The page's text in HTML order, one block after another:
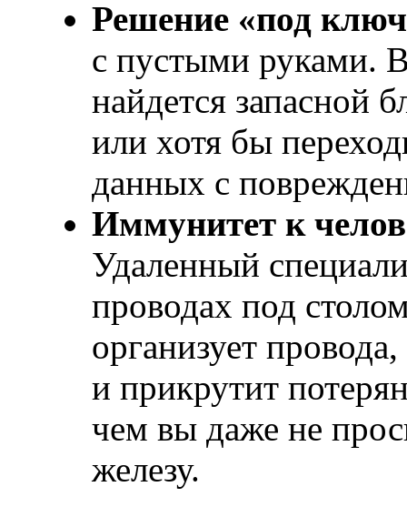
Решение «под
с пустыми руками. В
найдется запасной
или хотя бы
данных с
Иммунитет к
Удаленный
проводах под
организует
и прикрутит
чем вы даже не
железу.